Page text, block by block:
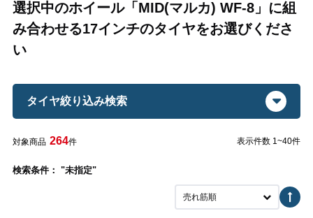
選択中のホイール「MID(マルカ) WF-8」に組
み合わせる17インチのタイヤをお選びくださ
い
タイヤ絞り込み検索
対象商品 264件 表示件数 1~40件
検索条件： "未指定"
売れ筋順